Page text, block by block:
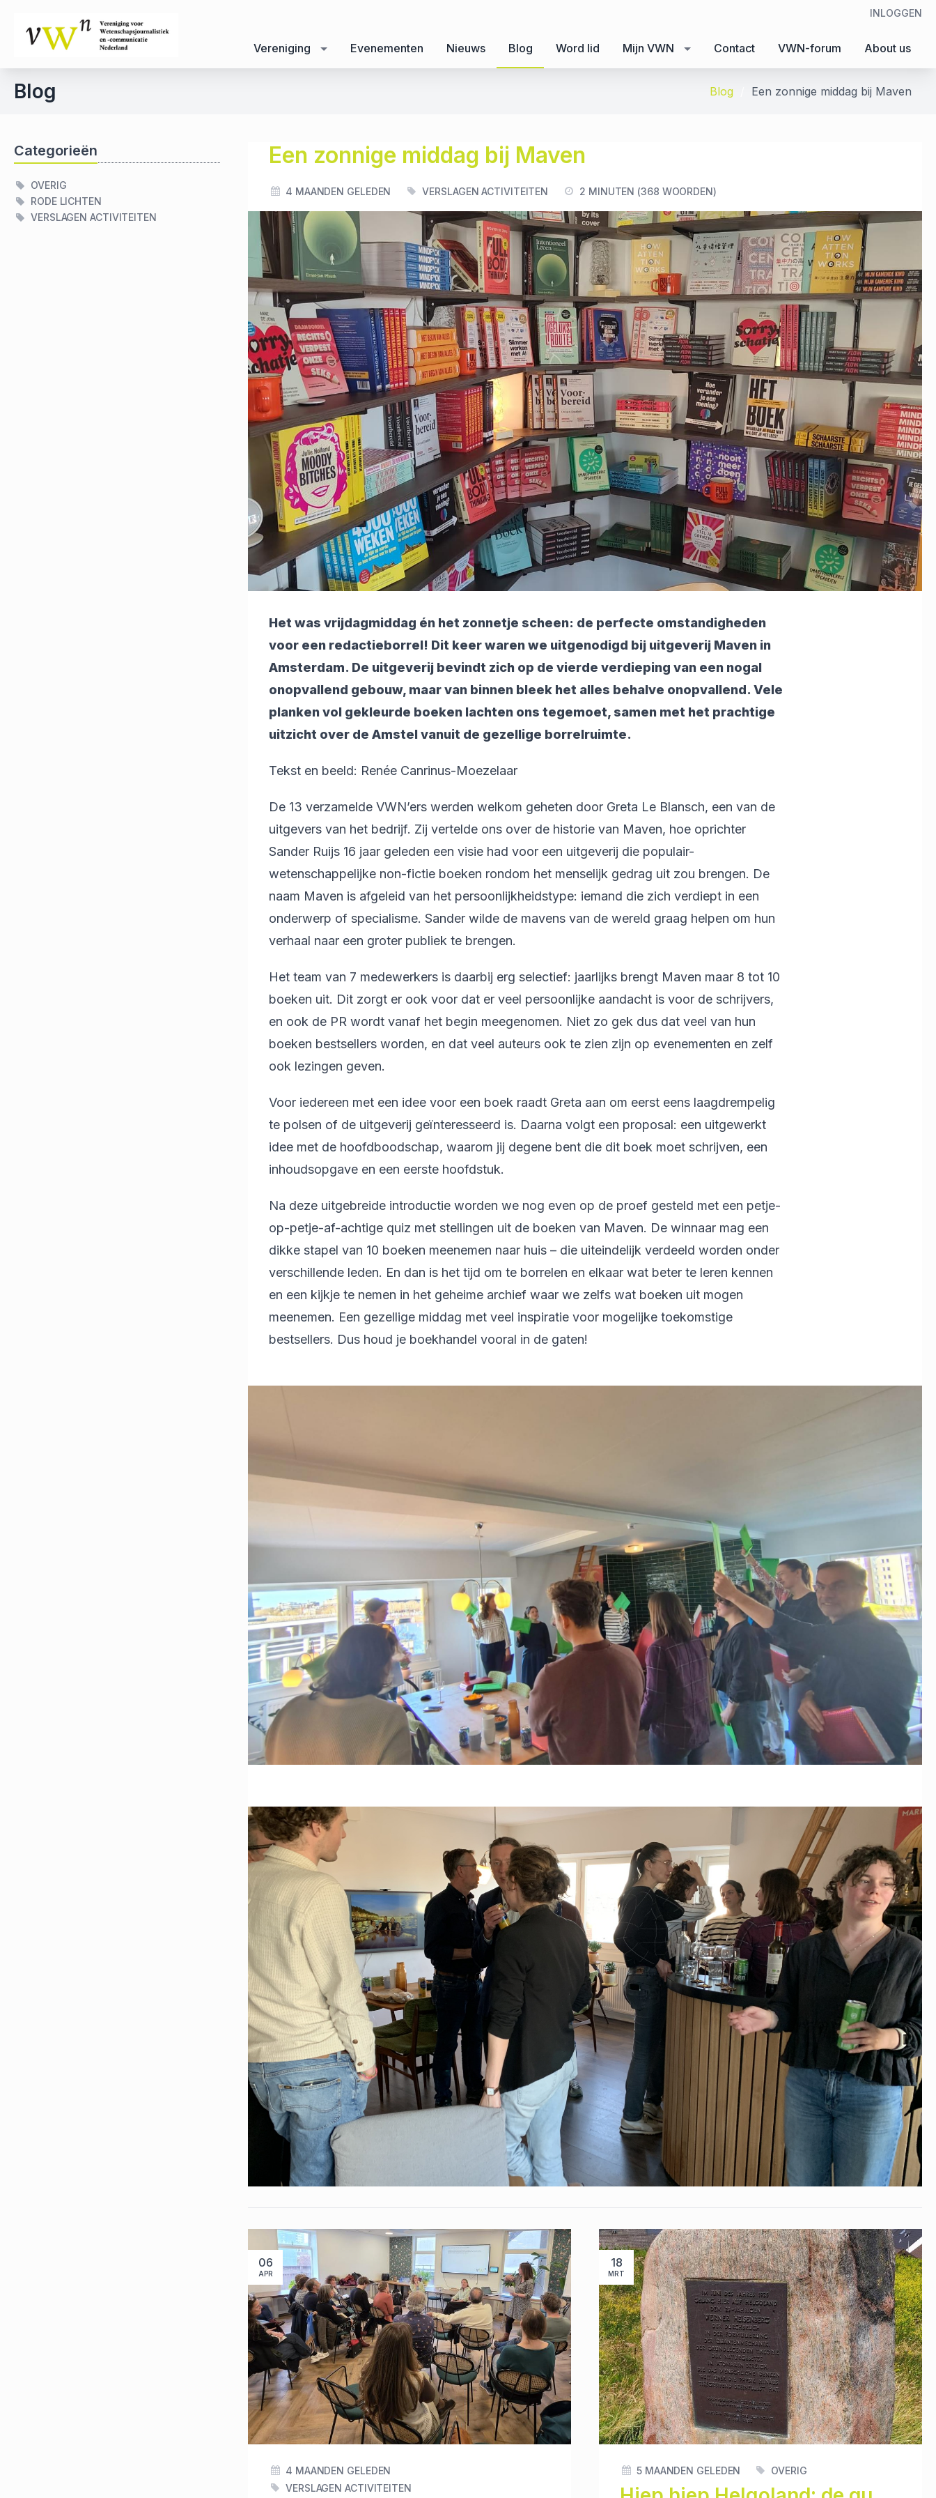
INLOGGEN
Vereniging Evenementen Nieuws Blog Word lid Mijn VWN Contact VWN-forum About us
Blog Een zonnige middag bij Maven
Blog
Categorieën
OVERIG
RODE LICHTEN
VERSLAGEN ACTIVITEITEN
Een zonnige middag bij Maven
4 MAANDEN GELEDEN VERSLAGEN ACTIVITEITEN 2 MINUTEN (368 WOORDEN)
Het was vrijdagmiddag én het zonnetje scheen: de perfecte omstandigheden
voor een redactieborrel! Dit keer waren we uitgenodigd bij uitgeverij Maven in
Amsterdam. De uitgeverij bevindt zich op de vierde verdieping van een nogal
onopvallend gebouw, maar van binnen bleek het alles behalve onopvallend. Vele
planken vol gekleurde boeken lachten ons tegemoet, samen met het prachtige
uitzicht over de Amstel vanuit de gezellige borrelruimte.
Tekst en beeld: Renée Canrinus-Moezelaar
De 13 verzamelde VWN’ers werden welkom geheten door Greta Le Blansch, een van de
uitgevers van het bedrijf. Zij vertelde ons over de historie van Maven, hoe oprichter
Sander Ruijs 16 jaar geleden een visie had voor een uitgeverij die populair-
wetenschappelijke non-fictie boeken rondom het menselijk gedrag uit zou brengen. De
naam Maven is afgeleid van het persoonlijkheidstype: iemand die zich verdiept in een
onderwerp of specialisme. Sander wilde de mavens van de wereld graag helpen om hun
verhaal naar een groter publiek te brengen.
Het team van 7 medewerkers is daarbij erg selectief: jaarlijks brengt Maven maar 8 tot 10
boeken uit. Dit zorgt er ook voor dat er veel persoonlijke aandacht is voor de schrijvers,
en ook de PR wordt vanaf het begin meegenomen. Niet zo gek dus dat veel van hun
boeken bestsellers worden, en dat veel auteurs ook te zien zijn op evenementen en zelf
ook lezingen geven.
Voor iedereen met een idee voor een boek raadt Greta aan om eerst eens laagdrempelig
te polsen of de uitgeverij geïnteresseerd is. Daarna volgt een proposal: een uitgewerkt
idee met de hoofdboodschap, waarom jij degene bent die dit boek moet schrijven, een
inhoudsopgave en een eerste hoofdstuk.
Na deze uitgebreide introductie worden we nog even op de proef gesteld met een petje-
op-petje-af-achtige quiz met stellingen uit de boeken van Maven. De winnaar mag een
dikke stapel van 10 boeken meenemen naar huis – die uiteindelijk verdeeld worden onder
verschillende leden. En dan is het tijd om te borrelen en elkaar wat beter te leren kennen
en een kijkje te nemen in het geheime archief waar we zelfs wat boeken uit mogen
meenemen. Een gezellige middag met veel inspiratie voor mogelijke toekomstige
bestsellers. Dus houd je boekhandel vooral in de gaten!
06
APR
4 MAANDEN GELEDEN
VERSLAGEN ACTIVITEITEN
18
MRT
5 MAANDEN GELEDEN OVERIG